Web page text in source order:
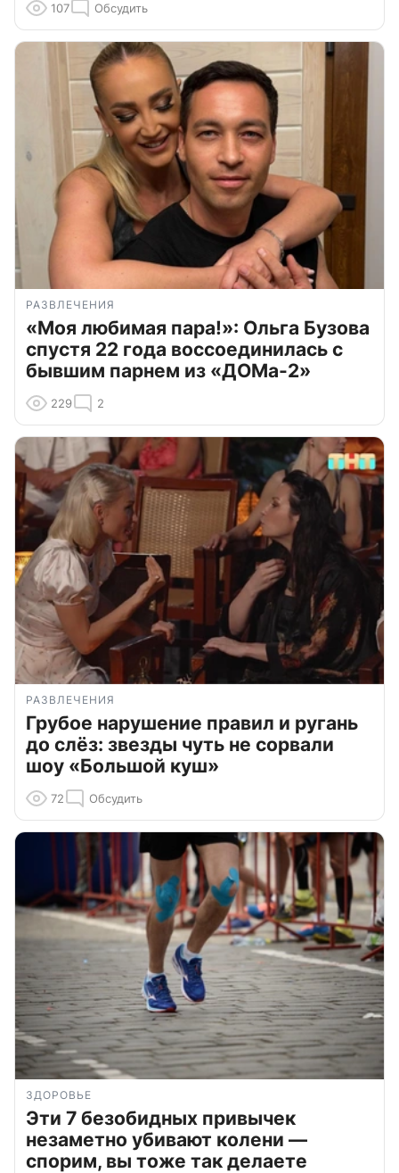
107 Обсудить
РАЗВЛЕЧЕНИЯ
«Моя любимая пара!»: Ольга Бузова
спустя 22 года воссоединилась с
бывшим парнем из «ДОМа-2»
229 2
РАЗВЛЕЧЕНИЯ
Грубое нарушение правил и ругань
до слёз: звезды чуть не сорвали
шоу «Большой куш»
72 Обсудить
ЗДОРОВЬЕ
Эти 7 безобидных привычек
незаметно убивают колени —
спорим, вы тоже так делаете